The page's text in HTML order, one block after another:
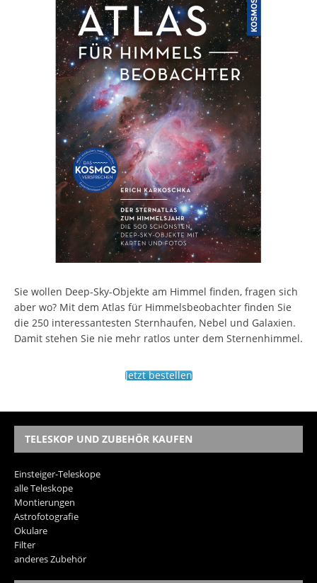
Sie wollen Deep-Sky-Objekte am Himmel finden, fragen sich
aber wo? Mit dem Atlas für Himmelsbeobachter finden Sie
die 250 interessantesten Sternhaufen, Nebel und Galaxien.
Damit stehen Sie nie mehr ratlos unter dem Sternenhimmel.
Jetzt bestellen
TELESKOP UND ZUBEHÖR KAUFEN
Einsteiger-Teleskope
alle Teleskope
Montierungen
Astrofotografie
Okulare
Filter
anderes Zubehör